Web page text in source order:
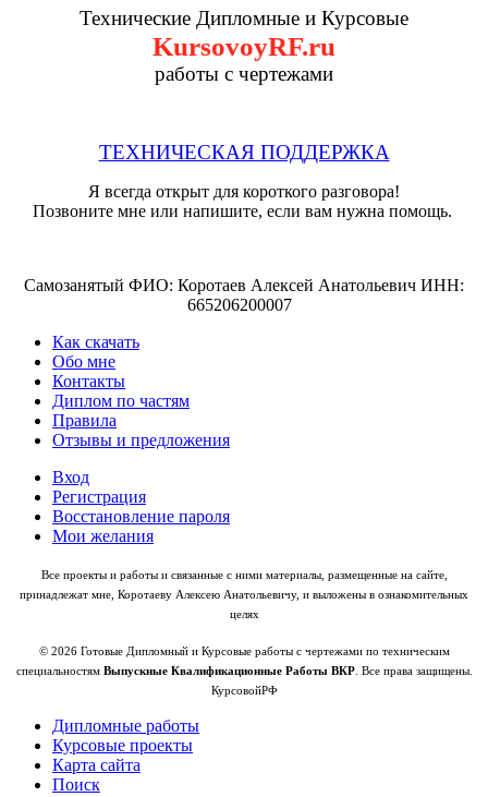
Технические Дипломные и Курсовые
KursovoyRF.ru
работы с чертежами
ТЕХНИЧЕСКАЯ ПОДДЕРЖКА
Я всегда открыт для короткого разговора!
Позвоните мне или напишите, если вам нужна помощь.
Самозанятый ФИО: Коротаев Алексей Анатольевич ИНН:
665206200007
Как скачать
Обо мне
Контакты
Диплом по частям
Правила
Отзывы и предложения
Вход
Регистрация
Восстановление пароля
Мои желания
Все проекты и работы и связанные с ними материалы, размещенные на сайте,
принадлежат мне, Коротаеву Алексею Анатольевичу, и выложены в ознакомительных
целях
© 2026 Готовые Дипломный и Курсовые работы с чертежами по техническим
специальностям Выпускные Квалификационные Работы ВКР. Все права защищены.
КурсовойРФ
Дипломные работы
Курсовые проекты
Карта сайта
Поиск